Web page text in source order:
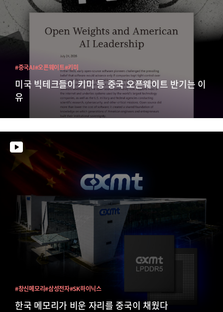
미국 빅테크들이 키미 등 중국 오픈웨이트 반기는 이
유
#중국AI#오픈웨이트#키미
한국 메모리가 비운 자리를 중국이 채웠다
#창신메모리#삼성전자#SK하이닉스